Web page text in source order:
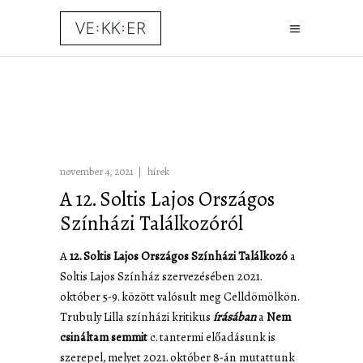
november 4, 2021 hírek
A 12. Soltis Lajos Országos
Színházi Találkozóról
A12. Soltis Lajos Országos Színházi Találkozóa
Soltis Lajos Színház szervezésében 2021.
október 5-9. között valósult meg Celldömölkön.
Trubuly Lilla színházi kritikusírásábanaNem
csináltam semmitc. tantermi előadásunk is
szerepel, melyet 2021. október 8-án mutattunk